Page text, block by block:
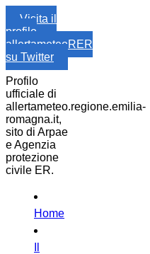
Visita il
profilo
allertameteoRER
su Twitter
Profilo
ufficiale di
allertameteo.regione.emilia-
romagna.it,
sito di Arpae
e Agenzia
protezione
civile ER.
Home